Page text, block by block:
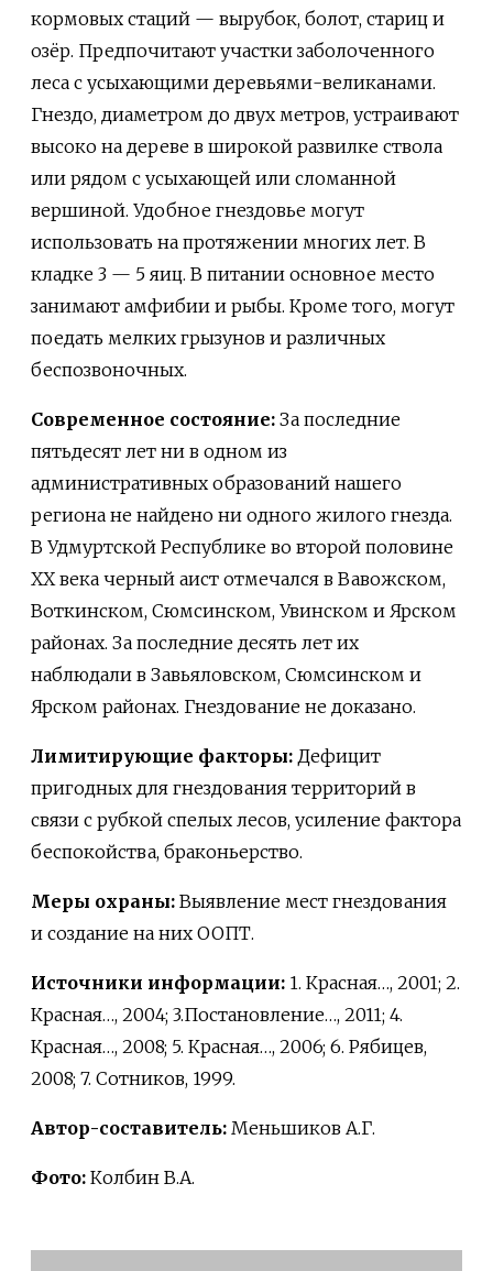
кормовых стаций — вырубок, болот, стариц и
озёр. Предпочитают участки заболоченного
леса с усыхающими деревьями-великанами.
Гнездо, диаметром до двух метров, устраивают
высоко на дереве в широкой развилке ствола
или рядом с усыхающей или сломанной
вершиной. Удобное гнездовье могут
использовать на протяжении многих лет. В
кладке 3 — 5 яиц. В питании основное место
занимают амфибии и рыбы. Кроме того, могут
поедать мелких грызунов и различных
беспозвоночных.
Современное состояние: За последние
пятьдесят лет ни в одном из
административных образований нашего
региона не найдено ни одного жилого гнезда.
В Удмуртской Республике во второй половине
ХХ века черный аист отмечался в Вавожском,
Воткинском, Сюмсинском, Увинском и Ярском
районах. За последние десять лет их
наблюдали в Завьяловском, Сюмсинском и
Ярском районах. Гнездование не доказано.
Лимитирующие факторы: Дефицит
пригодных для гнездования территорий в
связи с рубкой спелых лесов, усиление фактора
беспокойства, браконьерство.
Меры охраны: Выявление мест гнездования
и создание на них ООПТ.
Источники информации: 1. Красная…, 2001; 2.
Красная…, 2004; 3.Постановление…, 2011; 4.
Красная…, 2008; 5. Красная…, 2006; 6. Рябицев,
2008; 7. Сотников, 1999.
Автор-составитель: Меньшиков А.Г.
Фото: Колбин В.А.